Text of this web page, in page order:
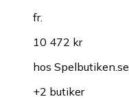
fr.
10 472 kr
hos Spelbutiken.se
+2 butiker